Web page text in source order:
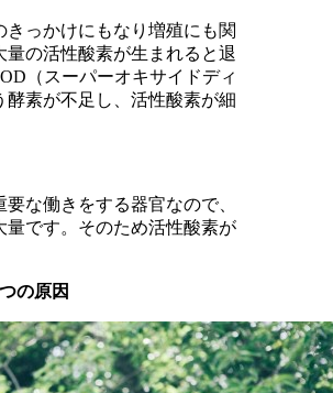
きっかけにもなり増殖にも関
量の活性酸素が生まれると退
（スーパーオキサイドディ
酵素が不足し、活性酸素が細
な働きをする器官なので、
量です。そのため活性酸素が
の原因